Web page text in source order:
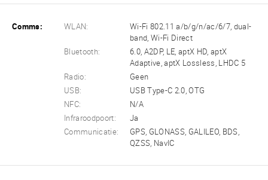
Comms: WLAN:
Wi-Fi 802.11 a/b/g/n/ac/6/7, dual-
band, Wi-Fi Direct
Bluetooth:
6.0, A2DP, LE, aptX HD, aptX
Adaptive, aptX Lossless, LHDC 5
Radio:
Geen
USB:
USB Type-C 2.0, OTG
NFC:
N/A
Infraroodpoort:
Ja
Communicatie:
GPS, GLONASS, GALILEO, BDS,
QZSS, NavIC